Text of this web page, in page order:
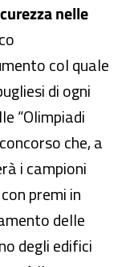
nelle
col quale
di ogni
“Olimpiadi
che, a
i campioni
premi in
delle
degli edifici